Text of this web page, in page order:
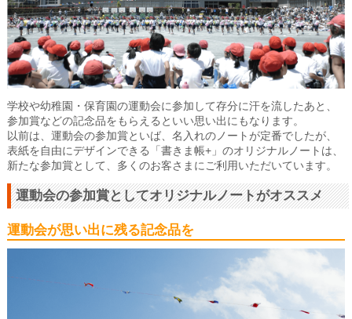
学校や幼稚園・保育園の運動会に参加して存分に汗を流したあと、
参加賞などの記念品をもらえるといい思い出にもなります。
以前は、運動会の参加賞といば、名入れのノートが定番でしたが、
表紙を自由にデザインできる「書きま帳+」のオリジナルノートは、
新たな参加賞として、多くのお客さまにご利用いただいています。
運動会の参加賞としてオリジナルノートがオススメ
運動会が思い出に残る記念品を